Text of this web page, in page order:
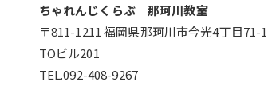
ちゃれんじくらぶ 那珂川教室
〒811-1211 福岡県那珂川市今光4丁目71-1
TOビル201
TEL.092-408-9267